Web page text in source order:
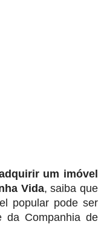
um imóvel
Vida, saiba que
popular pode ser
da Companhia de